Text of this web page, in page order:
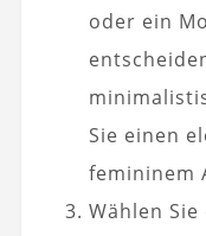
oder ein
Sie einen
femininem
Wählen